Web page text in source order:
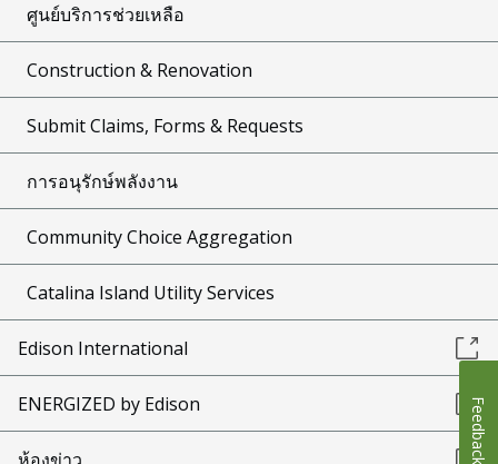
ศูนย์บริการช่วยเหลือ
Construction & Renovation
Submit Claims, Forms & Requests
การอนุรักษ์พลังงาน
Community Choice Aggregation
Catalina Island Utility Services
Edison International
ENERGIZED by Edison
ห้องข่าว Feedback